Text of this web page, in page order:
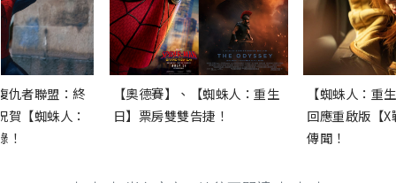
仇者聯盟：終
賀【蜘蛛人：
！
【奧德賽】、【蜘蛛人：重生
日】票房雙雙告捷！
【蜘蛛人：重
回應重啟版【
傳聞！